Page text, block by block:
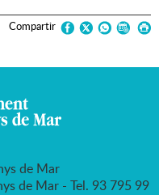
Compartir
de Mar
de Mar - Tel. 93 795 99